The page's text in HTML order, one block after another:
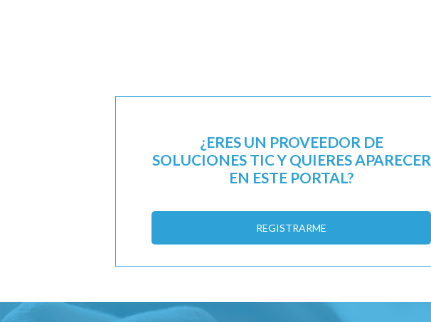
¿ERES UN PROVEEDOR DE
SOLUCIONES TIC Y QUIERES APARECER
EN ESTE PORTAL?
REGISTRARME